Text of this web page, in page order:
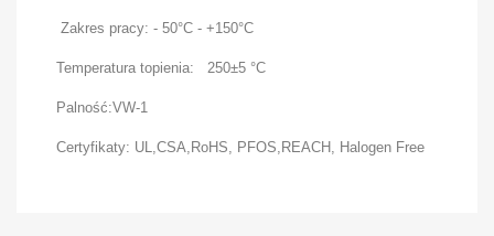
Zakres pracy: - 50°C - +150°C
Temperatura topienia: 250±5 °C
Palność:VW-1
Certyfikaty: UL,CSA,RoHS, PFOS,REACH, Halogen Free